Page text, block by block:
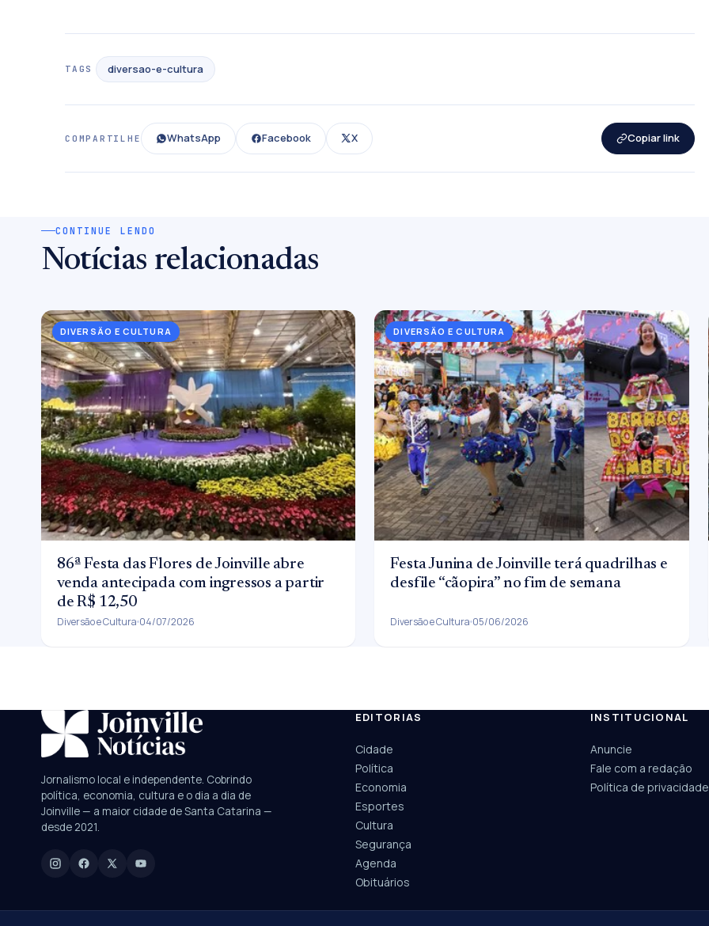
TAGS diversao-e-cultura
COMPARTILHE WhatsApp Facebook X Copiar link
CONTINUE LENDO
Notícias relacionadas
DIVERSÃO E CULTURA
86ª Festa das Flores de Joinville abre
venda antecipada com ingressos a partir
de R$ 12,50
Diversão e Cultura 04/07/2026
DIVERSÃO E CULTURA
Festa Junina de Joinville terá quadrilhas e
desfile “cãopira” no fim de semana
Diversão e Cultura 05/06/2026
SUGESTÕES: JEC Contorno viário Câmara
Digite para buscar
Jornalismo local e independente. Cobrindo
política, economia, cultura e o dia a dia de
Joinville — a maior cidade de Santa Catarina —
desde 2021.
EDITORIAS
Cidade
Política
Economia
Esportes
Cultura
Segurança
Agenda
Obituários
INSTITUCIONAL
Anuncie
Fale com a redação
Política de privacidade